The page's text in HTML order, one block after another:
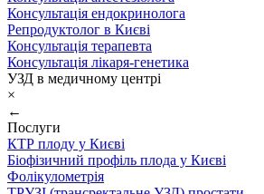
Консультація ендокринолога
Репродуктолог в Києві
Консультація терапевта
Консультація лікаря-генетика
УЗД в медичному центрі
×
←
Послуги
КТР плоду у Києві
Біофізичний профіль плода у Києві
Фолікулометрія